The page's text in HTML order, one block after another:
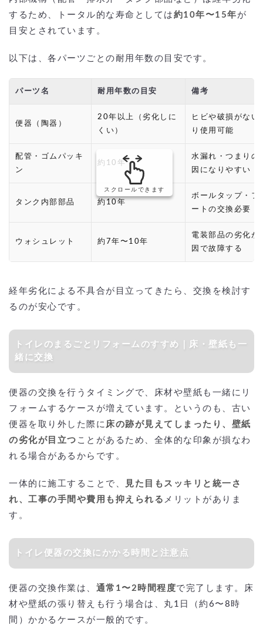
するため、トータル的な寿命としては 約10年〜15年 が
目安とされています。
以下は、各パーツごとの耐用年数の目安です。
パーツ名 耐用年数の目安 備考
便器（陶器）
20年以上（劣化しに
くい）
ヒビや破損がない
り使用可能
配管・ゴムパッキ
ン
約10年
水漏れ・つまりの
因になりやすい
タンク内部部品 約10年
ボールタップ・フ
ートの交換必要
ウォシュレット 約7年〜10年
電装部品の劣化が
因で故障する
スクロールできます
経年劣化による不具合が目立ってきたら、交換を検討す
るのが安心です。
トイレのまるごとリフォームのすすめ｜床・壁紙も一
緒に交換
便器の交換を行うタイミングで、床材や壁紙も一緒にリ
フォームするケースが増えています。というのも、古い
便器を取り外した際に 床の跡が見えてしまったり、壁紙
の劣化が目立つ ことがあるため、全体的な印象が損なわ
れる場合があるからです。
一体的に施工することで、
見た目もスッキリと統一さ
れ、工事の手間や費用も抑えられる メリットがありま
す。
トイレ便器の交換にかかる時間と注意点
便器の交換作業は、 通常1〜2時間程度で完了します。床
材や壁紙の張り替えも行う場合は、丸1日（約6〜8時
間）かかるケースが一般的です。